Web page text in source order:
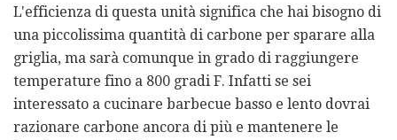
L'efficienza di questa unità significa che hai bisogno di
una piccolissima quantità di carbone per sparare alla
griglia, ma sarà comunque in grado di raggiungere
temperature fino a 800 gradi F. Infatti se sei
interessato a cucinare barbecue basso e lento dovrai
razionare carbone ancora di più e mantenere le